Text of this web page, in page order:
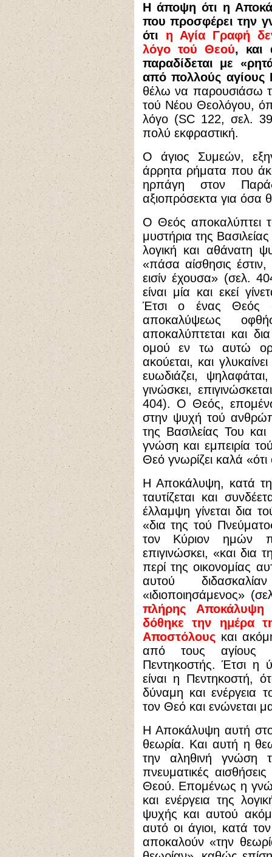
Η άποψη ότι η
που προσφέρει την
ότι η Αγία Γραφή
λόγο τού Θεού, και
παραδίδεται με
από πολλούς αγίους
θέλω να παρουσιάσω
τού Νέου Θεολόγου,
λόγο (SC 122, σελ.
πολύ εκφραστική.
Ο άγιος Συμεών,
άρρητα ρήματα που
ηρπάγη στον
αξιοπρόσεκτα για όσα
Ο Θεός αποκαλύπτει
μυστήρια της
λογική και αθάνατη
«πάσα αίσθησις
εισίν έχουσα» (σελ.
είναι μία και εκεί
Έτσι ο ένας Θεός
αποκαλύψεως
αποκαλύπτεται και
ομού εν τω αυτώ
ακούεται, και
ευωδιάζει,
γινώσκει,
404). Ο Θεός,
στην ψυχή τού
της Βασιλείας Του
γνώση και εμπειρία
Θεό γνωρίζει καλά
Η Αποκάλυψη, κατά
ταυτίζεται και
έλλαμψη γίνεται δια
«δια της τού
τον Κύριον ημών
επιγινώσκει, «και
περί της οικονομίας
αυτού
«ιδιοποιησάμενος»
πλήρης
δόθηκε την ημέρα
Αποστόλουςκαι
από τους αγίους
Πεντηκοστής. Έτσι η
είναι η Πεντηκοστή,
δύναμη και ενέργεια
τον Θεό και ενώνεται
Η Αποκάλυψη αυτή
θεωρία. Και αυτή η
την αληθινή γνώση
πνευματικές
Θεού. Επομένως η
και ενέργεια της
ψυχής και αυτού
αυτό οι άγιοι, κατά
αποκαλούν «την